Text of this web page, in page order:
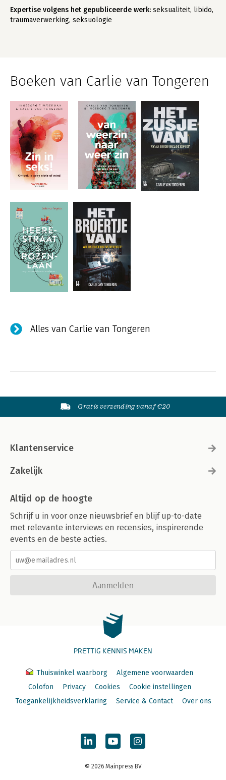
Expertise volgens het gepubliceerde werk: seksualiteit, libido,
traumaverwerking, seksuologie
Boeken van Carlie van Tongeren
Alles van Carlie van Tongeren
Gratis verzending vanaf €20
Klantenservice
Zakelijk
Altijd op de hoogte
Schrijf u in voor onze nieuwsbrief en blijf up-to-date
met relevante interviews en recensies, inspirerende
events en de beste acties.
Aanmelden
PRETTIG KENNIS MAKEN
Thuiswinkel waarborg
Algemene voorwaarden
Colofon
Privacy Cookies
Cookie instellingen
Toegankelijkheidsverklaring
Service & Contact Over ons
© 2026 Mainpress BV